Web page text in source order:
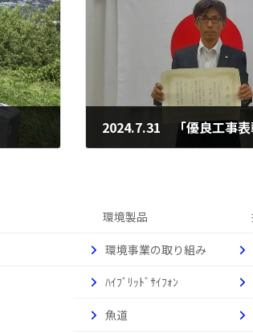
2024.7.31 「優良工事表
環境製品
環境事業の取り組み
ﾊｲﾌﾞﾘｯﾄﾞｻｲﾌｫﾝ
魚道